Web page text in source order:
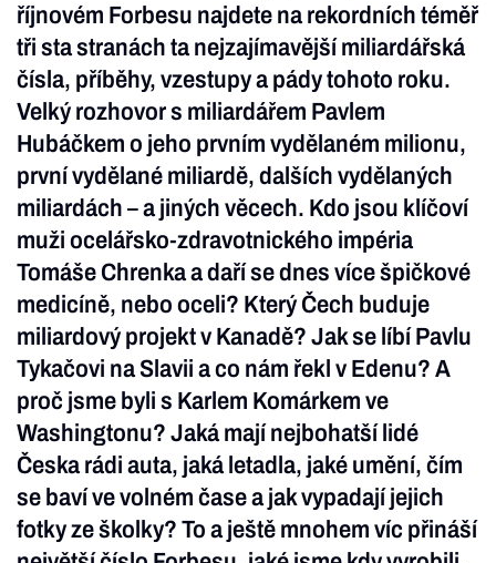
říjnovém Forbesu najdete na rekordních téměř
tři sta stranách ta nejzajímavější miliardářská
čísla, příběhy, vzestupy a pády tohoto roku.
Velký rozhovor s miliardářem Pavlem
Hubáčkem o jeho prvním vydělaném milionu,
první vydělané miliardě, dalších vydělaných
miliardách – a jiných věcech. Kdo jsou klíčoví
muži ocelářsko-zdravotnického impéria
Tomáše Chrenka a daří se dnes více špičkové
medicíně, nebo oceli? Který Čech buduje
miliardový projekt v Kanadě? Jak se líbí Pavlu
Tykačovi na Slavii a co nám řekl v Edenu? A
proč jsme byli s Karlem Komárkem ve
Washingtonu? Jaká mají nejbohatší lidé
Česka rádi auta, jaká letadla, jaké umění, čím
se baví ve volném čase a jak vypadají jejich
fotky ze školky? To a ještě mnohem víc přináší